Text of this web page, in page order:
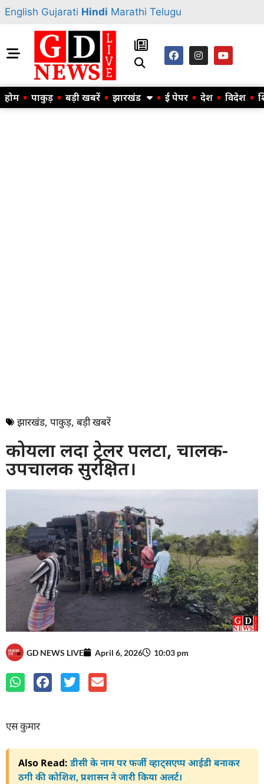
English Gujarati Hindi Marathi Telugu
होम पाकुड़ बड़ी खबरें झारखंड ई पेपर देश विदेश
झारखंड, पाकुड़, बड़ी खबरें
कोयला लदा ट्रेलर पलटा, चालक-
उपचालक सुरक्षित।
GD NEWS LIVE April 6, 2026 10:03 pm
एस कुमार
Also Read: डीसी के नाम पर फर्जी व्हाट्सएप्प आईडी बनाकर
ठगी की कोशिश, प्रशासन ने जारी किया अलर्ट।